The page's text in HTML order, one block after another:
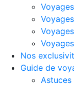
Nos
Guide de